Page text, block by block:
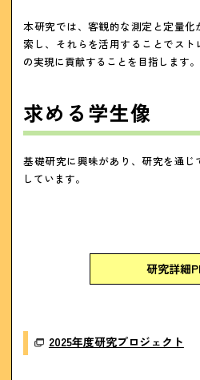
本研究では、客観的な測定と定量
索し、それらを活用することでス
の実現に貢献することを目指します。
求める学生像
基礎研究に興味があり、研究を通
しています。
研究詳細
2025年度研究プロジェクト